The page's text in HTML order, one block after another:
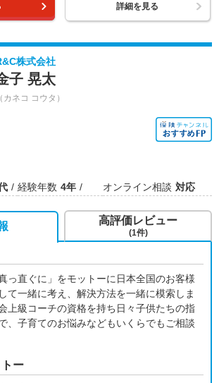
詳細を見る
株式会社
子 晃太
（カネコ コウタ）
経験年数 4年 オンライン相談 対応
っ直ぐに」をモットーに日本全国のお客様
て一緒に考え、解決方法を一緒に模索しま
級コーチの資格を持ち日々子供たちの指
、子育てのお悩みなどもいくらでもご相談
ー
高評価レビュー
(1件)